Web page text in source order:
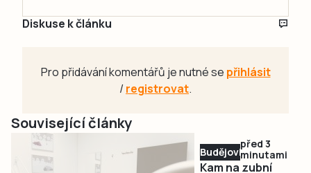
Diskuse k článku
Pro přidávání komentářů je nutné se přihlásit
/registrovat.
Související články
Budějovicko
před 3
minutami
Kam na zubní